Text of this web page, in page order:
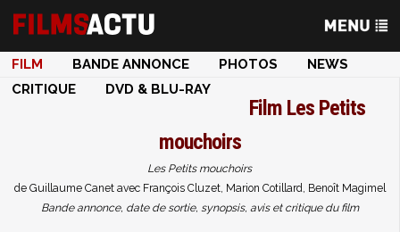
FILM BANDE ANNONCE PHOTOS
NEWS
CRITIQUE
DVD & BLU-RAY
Film Les Petits
mouchoirs
Les Petits mouchoirs
de Guillaume Canet avec François Cluzet, Marion Cotillard, Benoît Magimel
Bande annonce, date de sortie, synopsis, avis et critique du film